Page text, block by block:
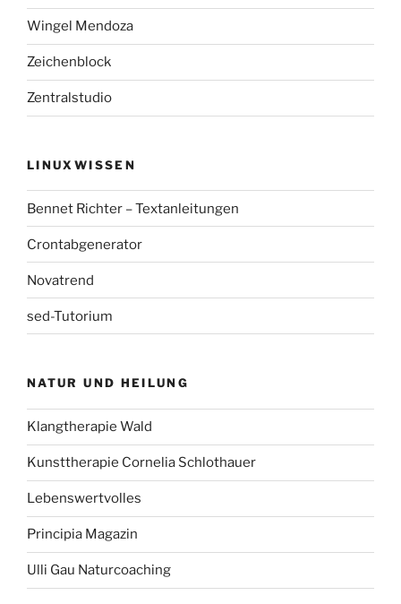
Wingel Mendoza
Zeichenblock
Zentralstudio
LINUXWISSEN
Bennet Richter – Textanleitungen
Crontabgenerator
Novatrend
sed-Tutorium
NATUR UND HEILUNG
Klangtherapie Wald
Kunsttherapie Cornelia Schlothauer
Lebenswertvolles
Principia Magazin
Ulli Gau Naturcoaching